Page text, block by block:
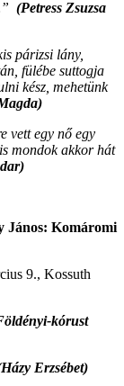
(Petress Zsuzsa
párizsi lány,
fülébe suttogja
kész, mehetünk
vett egy nő egy
mondok akkor hát
János: Komáromi
9., Kossuth
kórust
Erzsébet)